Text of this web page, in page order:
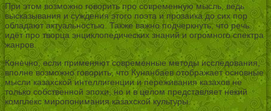
При этом возможно говорить про современную мысль, ведь
высказывания и суждения этого поэта и прозаика до сих пор
обладают актуальностью. Также важно подчеркнуть, что речь
идёт про творца энциклопедических знаний и огромного спектра
жанров.
Конечно, если применяют современные методы исследования,
вполне возможно говорить, что Кунанбаев отображает основные
мысли казахской интеллигенции и переживания казахов не
только собственной эпохи, но и в целом представляет некий
комплекс миропонимания казахской культуры.